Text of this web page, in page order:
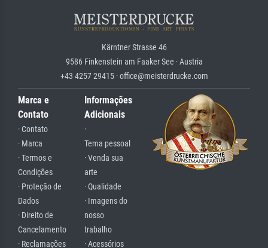
Kärntner Strasse 46
9586 Finkenstein am Faaker See · Austria
+43 4257 29415 · office@meisterdrucke.com
Marca e
Contato
· Contato
· Marca
· Termos e
Condições
· Proteção de
Dados
· Direito de
Cancelamento
· Reclamações
Informações
Adicionais
·
Tema pessoal
· Venda sua
arte
· Qualidade
· Imagens do
nosso
trabalho
· Acessórios